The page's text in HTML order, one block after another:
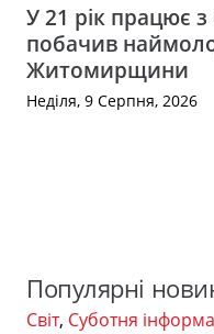
У 21 рік працює
побачив
Житомирщини
Неділя, 9 Серпня, 2026
Популярні
Світ, Суботня